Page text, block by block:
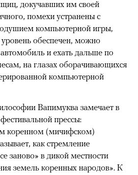
докучавших им своей
помехи устранены с
компьютерной игры,
обеспечен, можно
и ехать дальше по
на глазах оборачивающихся
компьютерной
Вапимуква замечает в
прессы:
коренном (мичифском)
как стремление
заново» в дикой местности
земель коренных народов». К